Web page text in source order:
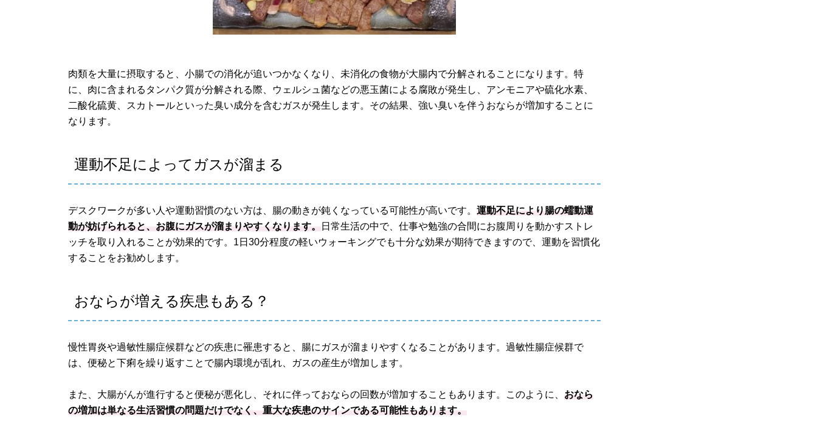
肉類を大量に摂取すると、小腸での消化が追いつかなくなり、未消化の食物が大腸内で分解されることになります。特
に、肉に含まれるタンパク質が分解される際、ウェルシュ菌などの悪玉菌による腐敗が発生し、アンモニアや硫化水素、
二酸化硫黄、スカトールといった臭い成分を含むガスが発生します。その結果、強い臭いを伴うおならが増加することに
なります。
運動不足によってガスが溜まる
デスクワークが多い人や運動習慣のない方は、腸の動きが鈍くなっている可能性が高いです。運動不足により腸の蠕動運
動が妨げられると、お腹にガスが溜まりやすくなります。
日常生活の中で、仕事や勉強の合間にお腹周りを動かすストレ
ッチを取り入れることが効果的です。1日30分程度の軽いウォーキングでも十分な効果が期待できますので、運動を習慣化
することをお勧めします。
おならが増える疾患もある？
慢性胃炎や過敏性腸症候群などの疾患に罹患すると、腸にガスが溜まりやすくなることがあります。過敏性腸症候群で
は、便秘と下痢を繰り返すことで腸内環境が乱れ、ガスの産生が増加します。
また、大腸がんが進行すると便秘が悪化し、それに伴っておならの回数が増加することもあります。このように、 おなら
の増加は単なる生活習慣の問題だけでなく、重大な疾患のサインである可能性もあります。